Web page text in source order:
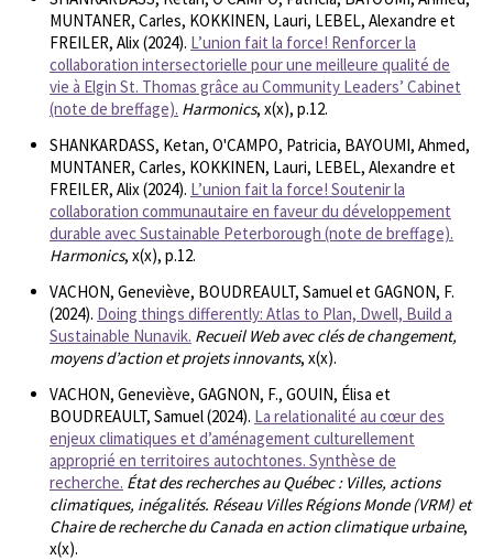
MUNTANER, Carles, KOKKINEN, Lauri, LEBEL, Alexandre et
FREILER, Alix (2024). L’union fait la force! Renforcer la
collaboration intersectorielle pour une meilleure qualité de
vie à Elgin St. Thomas grâce au Community Leaders’ Cabinet
(note de breffage). Harmonics, x(x), p.12.
SHANKARDASS, Ketan, O'CAMPO, Patricia, BAYOUMI, Ahmed,
MUNTANER, Carles, KOKKINEN, Lauri, LEBEL, Alexandre et
FREILER, Alix (2024). L’union fait la force! Soutenir la
collaboration communautaire en faveur du développement
durable avec Sustainable Peterborough (note de breffage).
Harmonics, x(x), p.12.
VACHON, Geneviève, BOUDREAULT, Samuel et GAGNON, F.
(2024). Doing things differently: Atlas to Plan, Dwell, Build a
Sustainable Nunavik. Recueil Web avec clés de changement,
moyens d’action et projets innovants, x(x).
VACHON, Geneviève, GAGNON, F., GOUIN, Élisa et
BOUDREAULT, Samuel (2024). La relationalité au cœur des
enjeux climatiques et d’aménagement culturellement
approprié en territoires autochtones. Synthèse de
recherche. État des recherches au Québec : Villes, actions
climatiques, inégalités. Réseau Villes Régions Monde (VRM) et
Chaire de recherche du Canada en action climatique urbaine,
x(x).